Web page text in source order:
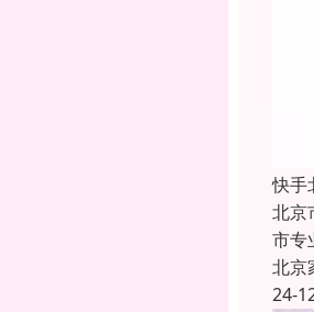
快手
北京
市专
北京
24-